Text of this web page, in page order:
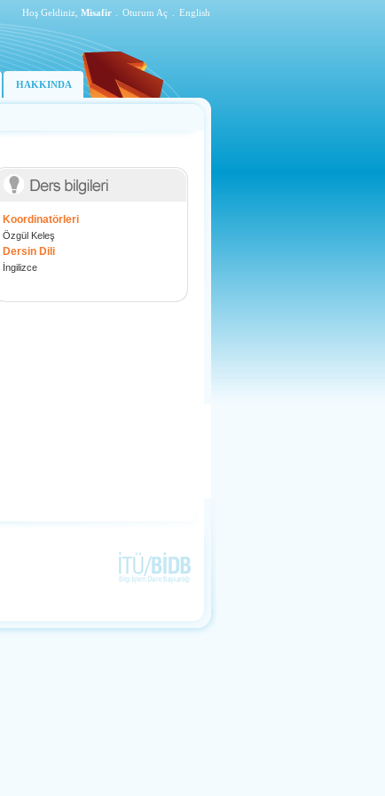
Hoş Geldiniz, Misafir Oturum Aç English
HAKKINDA
Koordinatörleri
Özgül Keleş
Dersin Dili
İngilizce